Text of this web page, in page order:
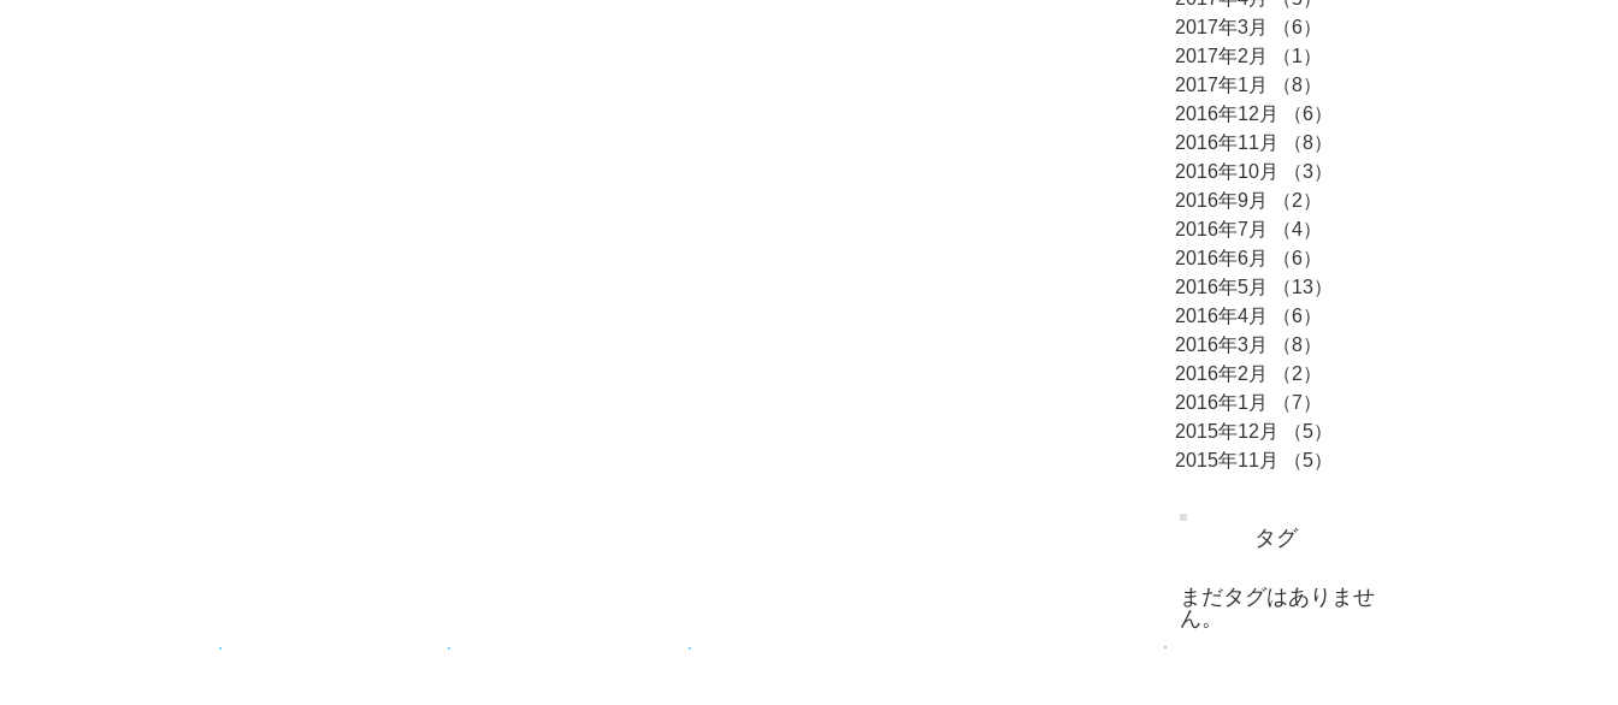
2017年3月
（6）
2017年2月
（1）
2017年1月
（8）
2016年12月
（6）
2016年11月
（8）
2016年10月
（3）
2016年9月
（2）
2016年7月
（4）
2016年6月
（6）
2016年5月
（13）
2016年4月
（6）
2016年3月
（8）
2016年2月
（2）
2016年1月
（7）
2015年12月
（5）
2015年11月
（5）
タグ
まだタグはありませ
ん。